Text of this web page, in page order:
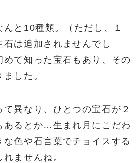
んと10種類。（ただし、１
石は追加されませんでし
めて知った宝石もあり、その
した。
異なり、ひとつの宝石が２
あるとか…生まれ月にこだわ
な色や石言葉でチョイスする
ませんね。